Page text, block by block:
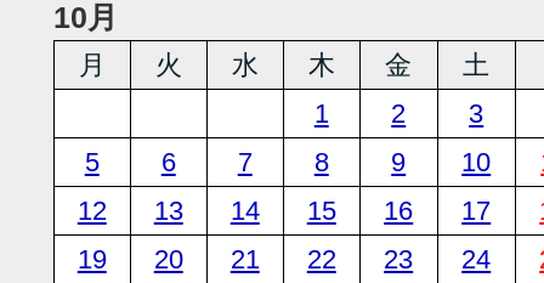
10月
月 火 水 木 金 土
1
2
3
5
6 7 8 9 10
12
13 14 15 16 17
19
20 21 22 23 24